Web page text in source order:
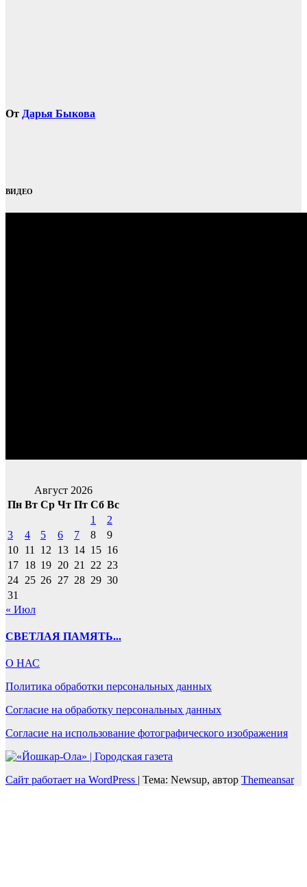
От Дарья Быкова
ВИДЕО
Август 2026
Пн Вт Ср Чт Пт Сб Вс
1
2
3
4 5 6 7 8
9
10 11 12 13 14 15 16
17 18 19 20 21 22 23
24 25 26 27 28 29 30
31
« Июл
СВЕТЛАЯ ПАМЯТЬ...
О НАС
Политика обработки персональных данных
Согласие на обработку персональных данных
Согласие на использование фотографического изображения
Сайт работает на WordPress | Тема: Newsup, автор Themeansar